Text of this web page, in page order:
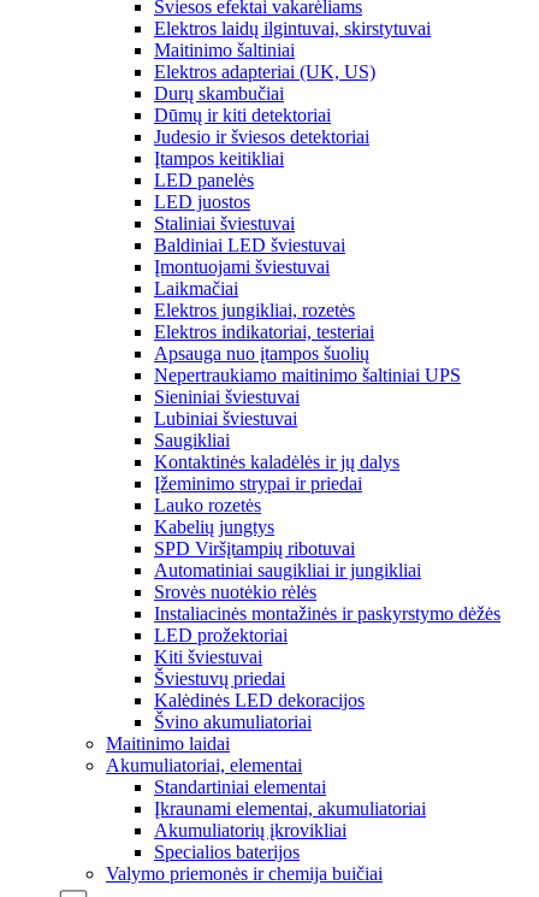
Šviesos efektai vakarėliams
Elektros laidų ilgintuvai, skirstytuvai
Maitinimo šaltiniai
Elektros adapteriai (UK, US)
Durų skambučiai
Dūmų ir kiti detektoriai
Judesio ir šviesos detektoriai
Įtampos keitikliai
LED panelės
LED juostos
Staliniai šviestuvai
Baldiniai LED šviestuvai
Įmontuojami šviestuvai
Laikmačiai
Elektros jungikliai, rozetės
Elektros indikatoriai, testeriai
Apsauga nuo įtampos šuolių
Nepertraukiamo maitinimo šaltiniai UPS
Sieniniai šviestuvai
Lubiniai šviestuvai
Saugikliai
Kontaktinės kaladėlės ir jų dalys
Įžeminimo strypai ir priedai
Lauko rozetės
Kabelių jungtys
SPD Viršįtampių ribotuvai
Automatiniai saugikliai ir jungikliai
Srovės nuotėkio rėlės
Instaliacinės montažinės ir paskyrstymo dėžės
LED prožektoriai
Kiti šviestuvai
Šviestuvų priedai
Kalėdinės LED dekoracijos
Švino akumuliatoriai
Maitinimo laidai
Akumuliatoriai, elementai
Standartiniai elementai
Įkraunami elementai, akumuliatoriai
Akumuliatorių įkrovikliai
Specialios baterijos
Valymo priemonės ir chemija buičiai